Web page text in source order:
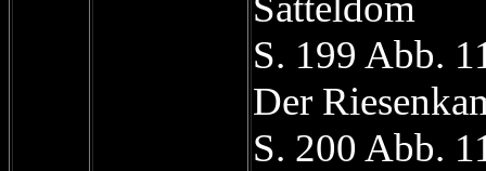
S. 199 Abb.
Der
S. 200 Abb.